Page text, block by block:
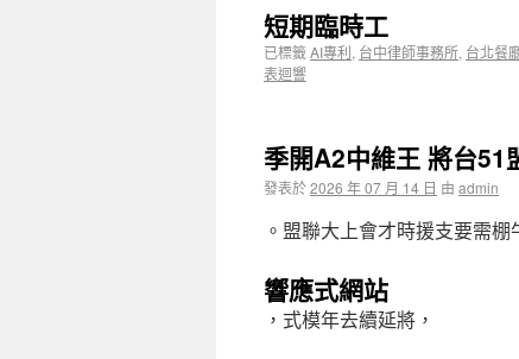
短期臨時工
已標籤AI專利, 台中律師事務所, 台北餐
表迴響
季開A2中維王 將台51
發表於2026 年 07 月 14 日 由 admin
。盟聯大上會才時援支要需棚
響應式網站
，式模年去續延將，